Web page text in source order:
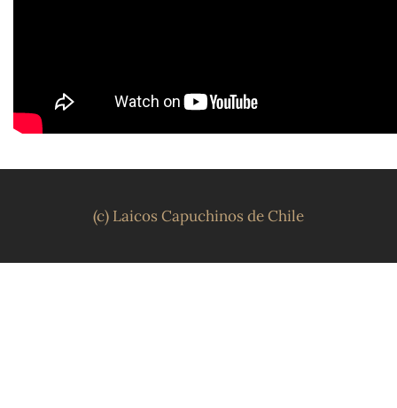
(c) Laicos Capuchinos de Chile